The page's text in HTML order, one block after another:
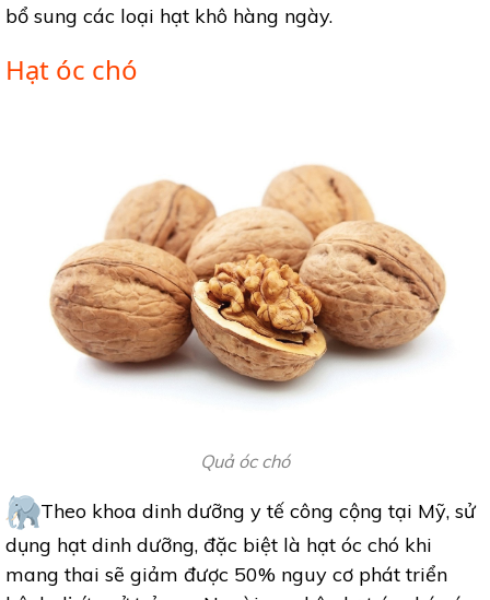
bổ sung các loại hạt khô hàng ngày.
Hạt óc chó
Quả óc chó
Theo khoa dinh dưỡng y tế công cộng tại Mỹ, sử
dụng hạt dinh dưỡng, đặc biệt là hạt óc chó khi
mang thai sẽ giảm được 50% nguy cơ phát triển